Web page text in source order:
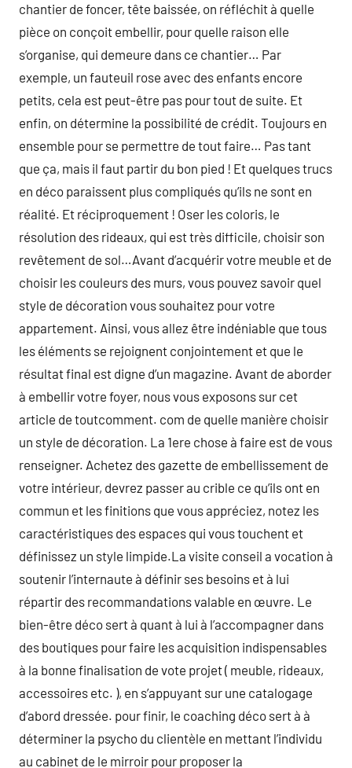
chantier de foncer, tête baissée, on réfléchit à quelle
pièce on conçoit embellir, pour quelle raison elle
s’organise, qui demeure dans ce chantier… Par
exemple, un fauteuil rose avec des enfants encore
petits, cela est peut-être pas pour tout de suite. Et
enfin, on détermine la possibilité de crédit. Toujours en
ensemble pour se permettre de tout faire… Pas tant
que ça, mais il faut partir du bon pied ! Et quelques trucs
en déco paraissent plus compliqués qu’ils ne sont en
réalité. Et réciproquement ! Oser les coloris, le
résolution des rideaux, qui est très difficile, choisir son
revêtement de sol…Avant d’acquérir votre meuble et de
choisir les couleurs des murs, vous pouvez savoir quel
style de décoration vous souhaitez pour votre
appartement. Ainsi, vous allez être indéniable que tous
les éléments se rejoignent conjointement et que le
résultat final est digne d’un magazine. Avant de aborder
à embellir votre foyer, nous vous exposons sur cet
article de toutcomment. com de quelle manière choisir
un style de décoration. La 1ere chose à faire est de vous
renseigner. Achetez des gazette de embellissement de
votre intérieur, devrez passer au crible ce qu’ils ont en
commun et les finitions que vous appréciez, notez les
caractéristiques des espaces qui vous touchent et
définissez un style limpide.La visite conseil a vocation à
soutenir l’internaute à définir ses besoins et à lui
répartir des recommandations valable en œuvre. Le
bien-être déco sert à quant à lui à l’accompagner dans
des boutiques pour faire les acquisition indispensables
à la bonne finalisation de vote projet ( meuble, rideaux,
accessoires etc. ), en s’appuyant sur une catalogage
d’abord dressée. pour finir, le coaching déco sert à à
déterminer la psycho du clientèle en mettant l’individu
au cabinet de le mirroir pour proposer la